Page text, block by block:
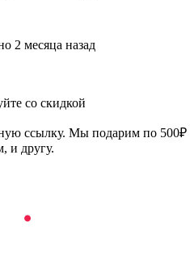
2 месяца назад
со скидкой
ссылку. Мы подарим по 500₽
и другу.